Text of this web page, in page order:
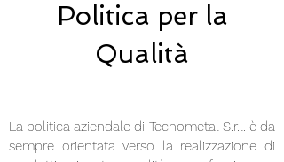
Politica per la
Qualità
La politica aziendale di Tecnometal S.r.l. è da
sempre orientata verso la realizzazione di